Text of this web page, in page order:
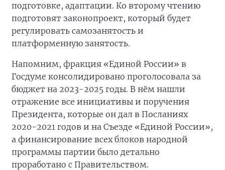
подготовке, адаптации. Ко второму чтению
подготовят законопроект, который будет
регулировать самозанятость и
платформенную занятость.
Напомним, фракция «Единой России» в
Госдуме консолидировано проголосовала за
бюджет на 2023-2025 годы. В нём нашли
отражение все инициативы и поручения
Президента, которые он дал в Посланиях
2020-2021 годов и на Съезде «Единой России»,
а финансирование всех блоков народной
программы партии было детально
проработано с Правительством.